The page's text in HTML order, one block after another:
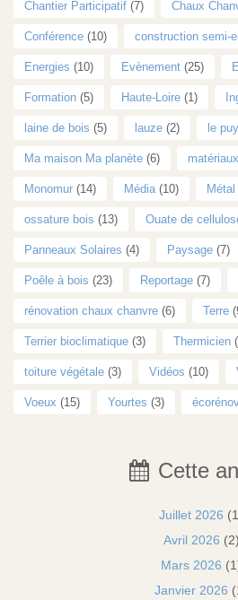
Chantier Participatif (7) Chaux
Conférence (10) construction semi-
Energies (10) Evènement (25)
Formation (5) Haute-Loire (1)
laine de bois (5) lauze (2) le
Ma maison Ma planète (6) matériaux
Monomur (14) Média(10) Métal
ossature bois (13) Ouate de
Panneaux Solaires (4) Paysage (7)
Poêle à bois (23) Reportage (7)
rénovation chaux chanvre (6) Terre
Terrier bioclimatique (3) Thermicien
toiture végétale (3) Vidéos (10)
Voeux (15) Yourtes (3)
Cette
Juillet 2026
Avril 2026 (2)
Mars 2026
Janvier 2026